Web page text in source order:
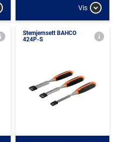
Vis
Stemjernsett BAHCO
424P-S